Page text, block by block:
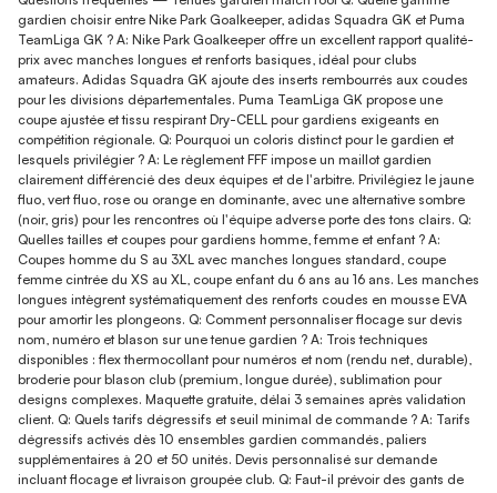
gardien choisir entre Nike Park Goalkeeper, adidas Squadra GK et Puma
TeamLiga GK ? A: Nike Park Goalkeeper offre un excellent rapport qualité-
prix avec manches longues et renforts basiques, idéal pour clubs
amateurs. Adidas Squadra GK ajoute des inserts rembourrés aux coudes
pour les divisions départementales. Puma TeamLiga GK propose une
coupe ajustée et tissu respirant Dry-CELL pour gardiens exigeants en
compétition régionale. Q: Pourquoi un coloris distinct pour le gardien et
lesquels privilégier ? A: Le règlement FFF impose un maillot gardien
clairement différencié des deux équipes et de l'arbitre. Privilégiez le jaune
fluo, vert fluo, rose ou orange en dominante, avec une alternative sombre
(noir, gris) pour les rencontres où l'équipe adverse porte des tons clairs. Q:
Quelles tailles et coupes pour gardiens homme, femme et enfant ? A:
Coupes homme du S au 3XL avec manches longues standard, coupe
femme cintrée du XS au XL, coupe enfant du 6 ans au 16 ans. Les manches
longues intègrent systématiquement des renforts coudes en mousse EVA
pour amortir les plongeons. Q: Comment personnaliser flocage sur devis
nom, numéro et blason sur une tenue gardien ? A: Trois techniques
disponibles : flex thermocollant pour numéros et nom (rendu net, durable),
broderie pour blason club (premium, longue durée), sublimation pour
designs complexes. Maquette gratuite, délai 3 semaines après validation
client. Q: Quels tarifs dégressifs et seuil minimal de commande ? A: Tarifs
dégressifs activés dès 10 ensembles gardien commandés, paliers
supplémentaires à 20 et 50 unités. Devis personnalisé sur demande
incluant flocage et livraison groupée club. Q: Faut-il prévoir des gants de